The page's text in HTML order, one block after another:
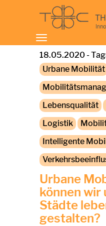
Toggle
navigation
18.05.2020 -
Urbane Mobilität
Lebensqualität
Logistik
Intelligente
Urbane
können wir
Städte
gestalten?